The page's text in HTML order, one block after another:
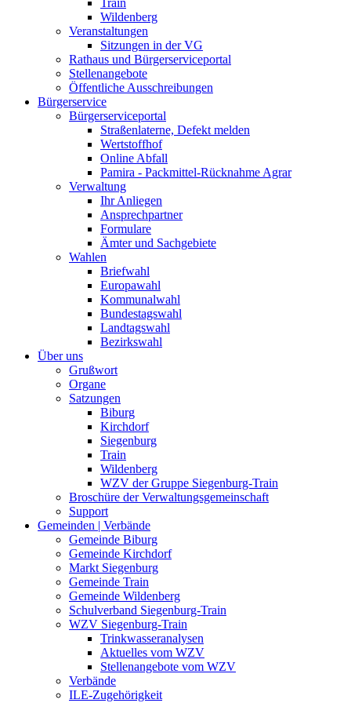
Train
Wildenberg
Veranstaltungen
Sitzungen in der VG
Rathaus und Bürgerserviceportal
Stellenangebote
Öffentliche Ausschreibungen
Bürgerservice
Bürgerserviceportal
Straßenlaterne, Defekt melden
Wertstoffhof
Online Abfall
Pamira - Packmittel-Rücknahme Agrar
Verwaltung
Ihr Anliegen
Ansprechpartner
Formulare
Ämter und Sachgebiete
Wahlen
Briefwahl
Europawahl
Kommunalwahl
Bundestagswahl
Landtagswahl
Bezirkswahl
Über uns
Grußwort
Organe
Satzungen
Biburg
Kirchdorf
Siegenburg
Train
Wildenberg
WZV der Gruppe Siegenburg-Train
Broschüre der Verwaltungsgemeinschaft
Support
Gemeinden | Verbände
Gemeinde Biburg
Gemeinde Kirchdorf
Markt Siegenburg
Gemeinde Train
Gemeinde Wildenberg
Schulverband Siegenburg-Train
WZV Siegenburg-Train
Trinkwasseranalysen
Aktuelles vom WZV
Stellenangebote vom WZV
Verbände
ILE-Zugehörigkeit